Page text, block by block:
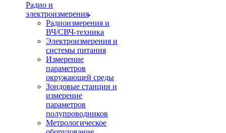
Радио и
электроизмерения
Радиоизмерения и
ВЧ/СВЧ-техника
Электроизмерения и
системы питания
Измерение
параметров
окружающей среды
Зондовые станции и
измерение
параметров
полупроводников
Метрологическое